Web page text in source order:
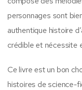
personnages sont
authentique histoire
crédible et nécessite
Ce livre est un bon
histoires de science-